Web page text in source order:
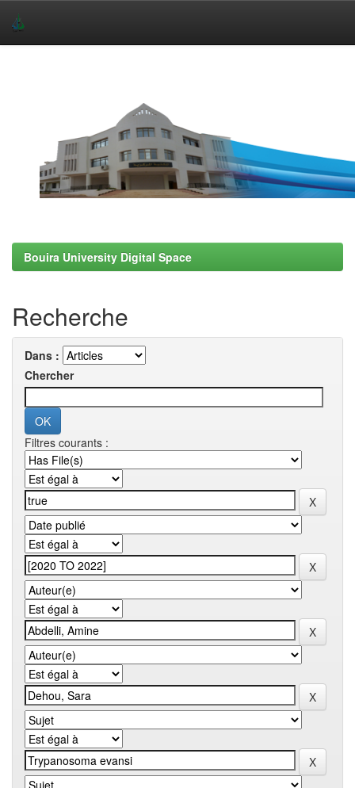
Bouira University Digital Space
Recherche
Dans :
Chercher
Filtres courants :